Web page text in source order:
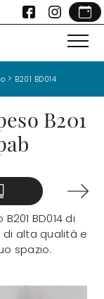
> B201 BD014
B201
BD014 di
alta qualità e
spazio.